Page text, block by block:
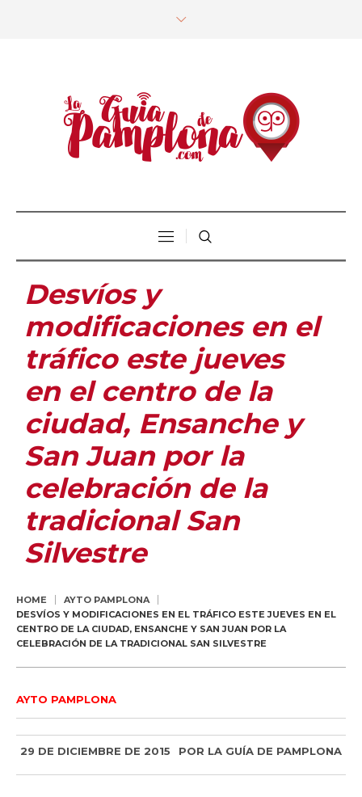
Desvíos y
modificaciones en el
tráfico este jueves
en el centro de la
ciudad, Ensanche y
San Juan por la
celebración de la
tradicional San
Silvestre
HOME
AYTO PAMPLONA
DESVÍOS Y MODIFICACIONES EN EL TRÁFICO ESTE JUEVES EN EL
CENTRO DE LA CIUDAD, ENSANCHE Y SAN JUAN POR LA
CELEBRACIÓN DE LA TRADICIONAL SAN SILVESTRE
AYTO PAMPLONA
29 DE DICIEMBRE DE 2015 POR LA GUÍA DE PAMPLONA